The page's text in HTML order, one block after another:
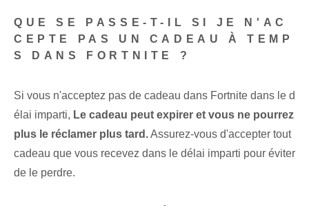
QUE SE PASSE-T-IL SI JE N'AC
CEPTE PAS UN CADEAU À TEMP
S DANS FORTNITE ?
Si vous n'acceptez pas de cadeau dans Fortnite dans le d
élai imparti, Le cadeau peut expirer et vous ne pourrez
plus le réclamer plus tard.Assurez-vous d'accepter tout
cadeau que vous recevez dans le délai imparti pour éviter
de le perdre.